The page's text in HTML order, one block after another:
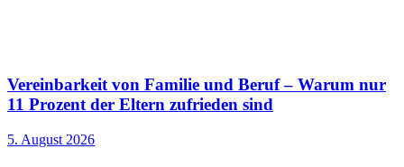
Vereinbarkeit von Familie und Beruf – Warum nur
11 Prozent der Eltern zufrieden sind
5. August 2026